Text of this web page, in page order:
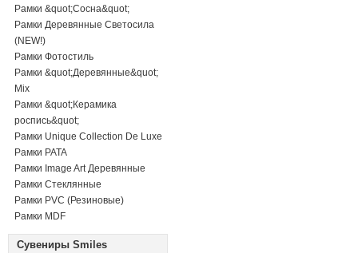
Рамки &quot;Сосна&quot;
Рамки Деревянные Светосила
(NEW!)
Рамки Фотостиль
Рамки &quot;Деревянные&quot;
Mix
Рамки &quot;Керамика
роспись&quot;
Рамки Unique Collection De Luxe
Рамки PATA
Рамки Image Art Деревянные
Рамки Стеклянные
Рамки PVC (Резиновые)
Рамки MDF
Сувениры Smiles